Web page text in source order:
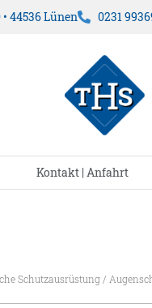
44536 Lünen 0231
Kontakt | Anfahrt
Schutzausrüstung /